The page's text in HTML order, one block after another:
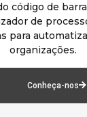
código de
de
para
organizações.
Conheça-nos